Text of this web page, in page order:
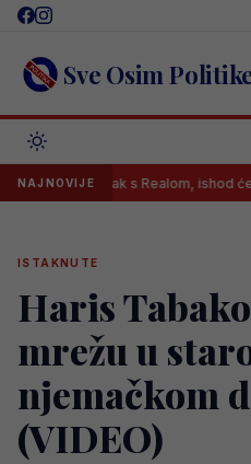
Skip
content Sve Osim
NAJNOVIJE
sastanak s Realom, ishod će
ISTAKNUTE
Haris
mrežu u
njemačkom
(VIDEO)